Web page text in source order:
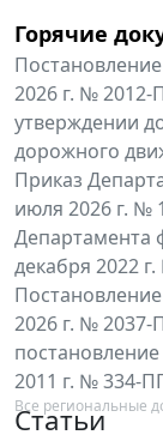
Горячие
2026 г. № 2012-
утверждении
дорожного
Приказ
июля 2026 г. №
Департамента
декабря 2022
2026 г. №
2011 г. № 334-
Все региональные
Статьи